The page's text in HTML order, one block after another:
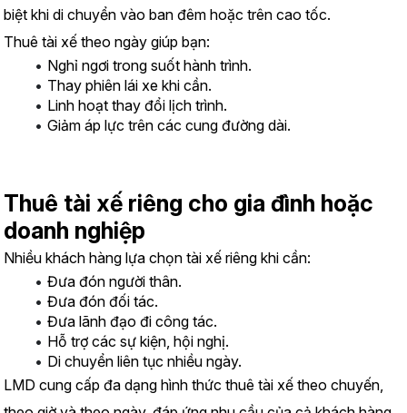
biệt khi di chuyển vào ban đêm hoặc trên cao tốc.
Thuê tài xế theo ngày giúp bạn:
Nghỉ ngơi trong suốt hành trình.
Thay phiên lái xe khi cần.
Linh hoạt thay đổi lịch trình.
Giảm áp lực trên các cung đường dài.
Thuê tài xế riêng cho gia đình hoặc
doanh nghiệp
Nhiều khách hàng lựa chọn tài xế riêng khi cần:
Đưa đón người thân.
Đưa đón đối tác.
Đưa lãnh đạo đi công tác.
Hỗ trợ các sự kiện, hội nghị.
Di chuyển liên tục nhiều ngày.
LMD cung cấp đa dạng hình thức thuê tài xế theo chuyến,